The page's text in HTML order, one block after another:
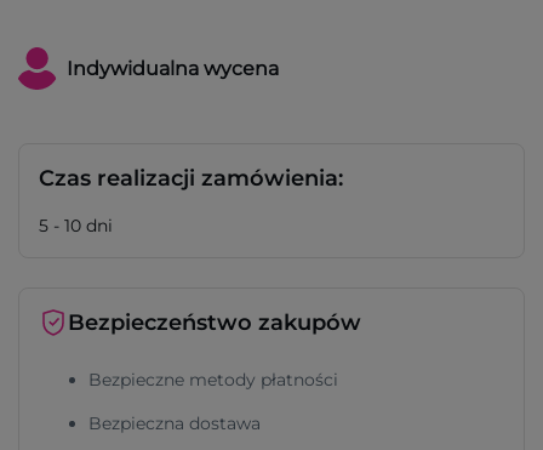
Indywidualna wycena
Czas realizacji zamówienia:
5 - 10 dni
Bezpieczeństwo zakupów
Bezpieczne metody płatności
Bezpieczna dostawa